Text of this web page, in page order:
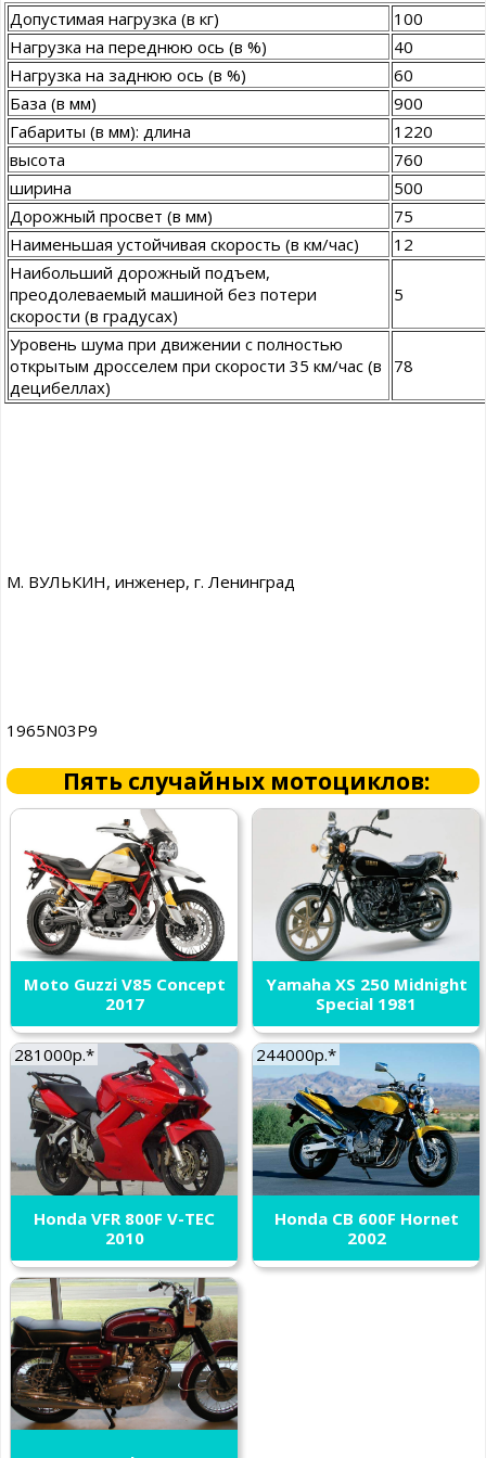
Допустимая нагрузка (в кг)
100
Нагрузка на переднюю ось (в %)
40
Нагрузка на заднюю ось (в %)
60
База (в мм)
900
Габариты (в мм): длина
1220
высота
760
ширина
500
Дорожный просвет (в мм)
75
Наименьшая устойчивая скорость (в км/час)
12
Наибольший дорожный подъем,
преодолеваемый машиной без потери
скорости (в градусах)
5
Уровень шума при движении с полностью
открытым дросселем при скорости 35 км/час (в
децибеллах)
78
М. ВУЛЬКИН, инженер, г. Ленинград
1965N03P9
Пять случайных мотоциклов:
Moto Guzzi V85 Concept
2017
Yamaha XS 250 Midnight
Special 1981
281000р.*
Honda VFR 800F V-TEC
2010
244000р.*
Honda CB 600F Hornet
2002